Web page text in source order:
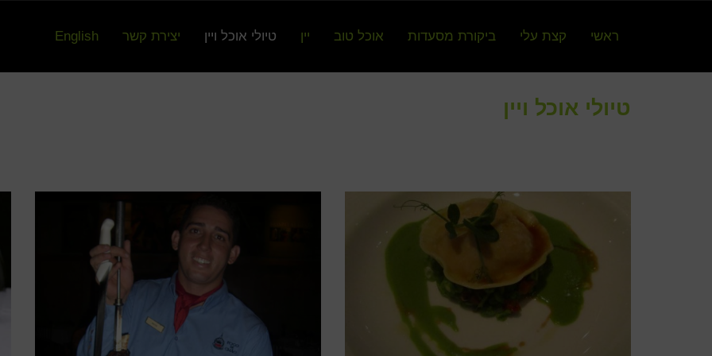
ראשי קצת עלי ביקורת מסעדות אוכל טוב יין טיולי אוכל ויין יצירת קשר English
טיולי אוכל ויין